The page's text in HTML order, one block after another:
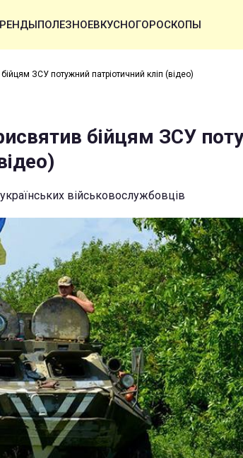
ПОЛЕЗНОЕВКУСНОГОРОСКОПЫ
бійцям ЗСУ потужний патріотичний кліп (відео)
бійцям ЗСУ
військовослужбовців